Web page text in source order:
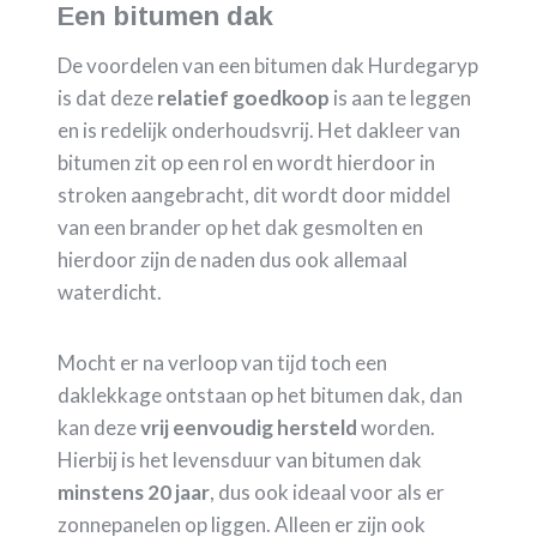
Een bitumen dak
De voordelen van een bitumen dak Hurdegaryp
is dat dezerelatief goedkoop is aan te leggen
en is redelijk onderhoudsvrij. Het dakleer van
bitumen zit op een rol en wordt hierdoor in
stroken aangebracht, dit wordt door middel
van een brander op het dak gesmolten en
hierdoor zijn de naden dus ook allemaal
waterdicht.
Mocht er na verloop van tijd toch een
daklekkage ontstaan op het bitumen dak, dan
kan dezevrij eenvoudig hersteldworden.
Hierbij is het levensduur van bitumen dak
minstens 20 jaar, dus ook ideaal voor als er
zonnepanelen op liggen. Alleen er zijn ook